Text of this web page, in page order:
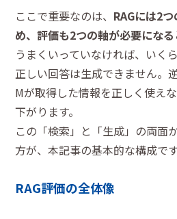
ここで重要なのは、 RAGには2
め、評価も2つの軸が必要になる
うまくいっていなければ、いく
正しい回答は生成できません。
Mが取得した情報を正しく使え
下がります。
この「検索」と「生成」の両面
方が、本記事の基本的な構成です
RAG評価の全体像